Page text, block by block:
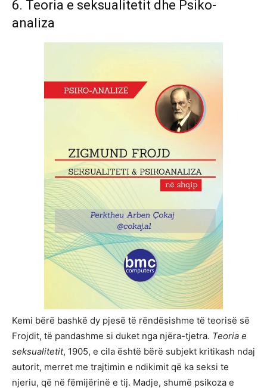
6. Teoria e seksualitetit dhe Psiko-
analiza
Kemi bërë bashkë dy pjesë të rëndësishme të teorisë së
Frojdit, të pandashme si duket nga njëra-tjetra. Teoria e
seksualitetit, 1905, e cila është bërë subjekt kritikash ndaj
autorit, merret me trajtimin e ndikimit që ka seksi te
njeriu, që në fëmijërinë e tij. Madje, shumë psikoza e